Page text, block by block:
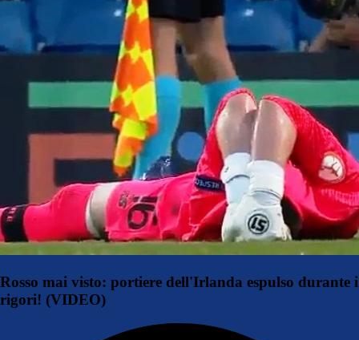
Rosso mai visto: portiere dell'Irlanda espulso durante i
rigori! (VIDEO)